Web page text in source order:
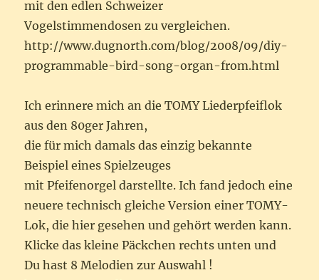
mit den edlen Schweizer
Vogelstimmendosen zu vergleichen.
http://www.dugnorth.com/blog/2008/09/diy-
programmable-bird-song-organ-from.html
Ich erinnere mich an die TOMY Liederpfeiflok
aus den 80ger Jahren,
die für mich damals das einzig bekannte
Beispiel eines Spielzeuges
mit Pfeifenorgel darstellte. Ich fand jedoch eine
neuere technisch gleiche Version einer TOMY-
Lok, die hier gesehen und gehört werden kann.
Klicke das kleine Päckchen rechts unten und
Du hast 8 Melodien zur Auswahl !